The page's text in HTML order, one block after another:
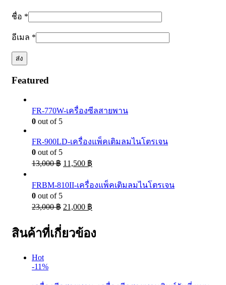
ชื่อ *
อีเมล *
Featured
FR-770W-เครื่องซีลสายพาน
0 out of 5
FR-900LD-เครื่องแพ็คเติมลมไนโตรเจน
0 out of 5
13,000฿ 11,500 ฿
FRBM-810II-เครื่องแพ็คเติมลมไนโตรเจน
0 out of 5
23,000฿ 21,000 ฿
สินค้าที่เกี่ยวข้อง
Hot
-11%